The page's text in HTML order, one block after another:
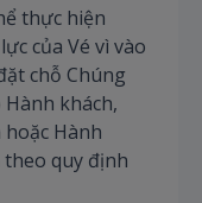
thực hiện
của Vé vì vào
chỗ Chúng
khách,
Hành
quy định